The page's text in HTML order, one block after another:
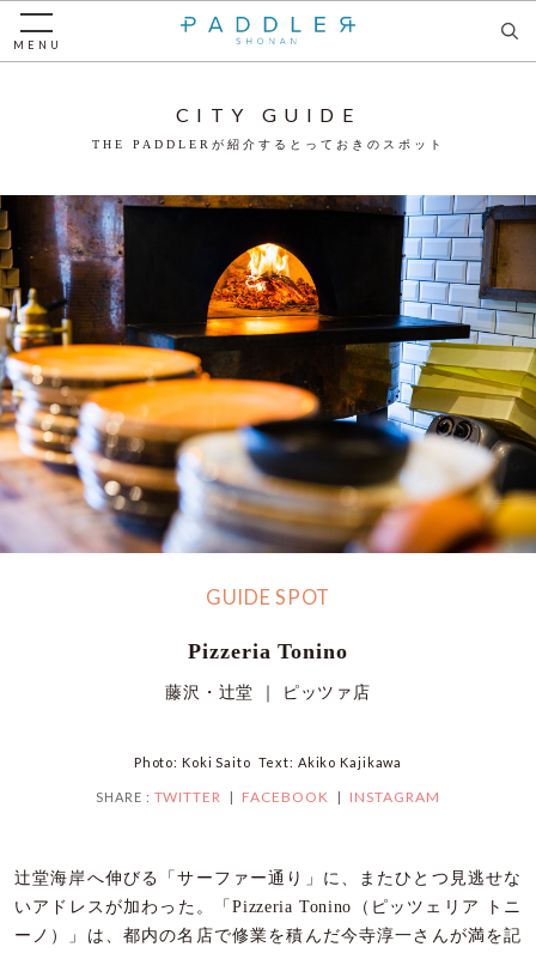
MENU
CITY GUIDE
THE PADDLERが紹介するとっておきのスポット
GUIDE SPOT
Pizzeria Tonino
藤沢・辻堂 ｜ ピッツァ店
Photo: Koki Saito Text: Akiko Kajikawa
SHARE : TWITTER FACEBOOK INSTAGRAM
辻堂海岸へ伸びる「サーファー通り」に、またひとつ見逃せな
いアドレスが加わった。「Pizzeria Tonino（ピッツェリア トニ
ーノ）」は、都内の名店で修業を積んだ今寺淳一さんが満を記